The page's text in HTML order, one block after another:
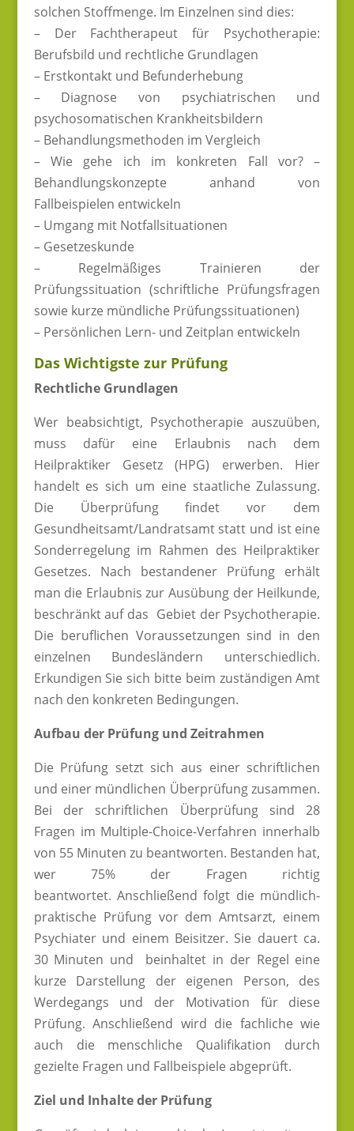
solchen Stoffmenge. Im Einzelnen sind dies:
– Der Fachtherapeut für Psychotherapie:
Berufsbild und rechtliche Grundlagen
– Erstkontakt und Befunderhebung
– Diagnose von psychiatrischen und
psychosomatischen Krankheitsbildern
– Behandlungsmethoden im Vergleich
– Wie gehe ich im konkreten Fall vor? –
Behandlungskonzepte anhand von
Fallbeispielen entwickeln
– Umgang mit Notfallsituationen
– Gesetzeskunde
– Regelmäßiges Trainieren der
Prüfungssituation (schriftliche Prüfungsfragen
sowie kurze mündliche Prüfungssituationen)
– Persönlichen Lern- und Zeitplan entwickeln
Das Wichtigste zur Prüfung
Rechtliche Grundlagen
Wer beabsichtigt, Psychotherapie auszuüben,
muss dafür eine Erlaubnis nach dem
Heilpraktiker Gesetz (HPG) erwerben. Hier
handelt es sich um eine staatliche Zulassung.
Die Überprüfung findet vor dem
Gesundheitsamt/Landratsamt statt und ist eine
Sonderregelung im Rahmen des Heilpraktiker
Gesetzes. Nach bestandener Prüfung erhält
man die Erlaubnis zur Ausübung der Heilkunde,
beschränkt auf das Gebiet der Psychotherapie.
Die beruflichen Voraussetzungen sind in den
einzelnen Bundesländern unterschiedlich.
Erkundigen Sie sich bitte beim zuständigen Amt
nach den konkreten Bedingungen.
Aufbau der Prüfung und Zeitrahmen
Die Prüfung setzt sich aus einer schriftlichen
und einer mündlichen Überprüfung zusammen.
Bei der schriftlichen Überprüfung sind 28
Fragen im Multiple-Choice-Verfahren innerhalb
von 55 Minuten zu beantworten. Bestanden hat,
wer 75% der Fragen richtig
beantwortet. Anschließend folgt die mündlich-
praktische Prüfung vor dem Amtsarzt, einem
Psychiater und einem Beisitzer. Sie dauert ca.
30 Minuten und beinhaltet in der Regel eine
kurze Darstellung der eigenen Person, des
Werdegangs und der Motivation für diese
Prüfung. Anschließend wird die fachliche wie
auch die menschliche Qualifikation durch
gezielte Fragen und Fallbeispiele abgeprüft.
Ziel und Inhalte der Prüfung